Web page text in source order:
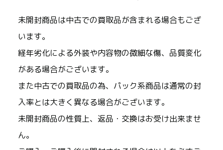
未開封商品は中古での買取品が含まれる場合もござ
います。
経年劣化による外装や内容物の微細な傷、品質変化
がある場合がございます。
また中古での買取品の為、パック系商品は通常の封
入率とは大きく異なる場合がございます。
未開封商品の性質上、返品・交換はお受け出来ませ
ん。